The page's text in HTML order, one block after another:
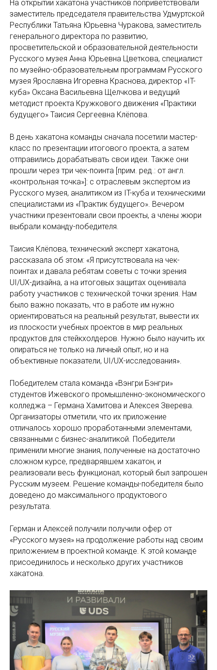
На открытии хакатона участников поприветствовали
заместитель председателя правительства Удмуртской
Республики Татьяна Юрьевна Чуракова, заместитель
генерального директора по развитию,
просветительской и образовательной деятельности
Русского музея Анна Юрьевна Цветкова, специалист
по музейно-образовательным программам Русского
музея Ярославна Игоревна Краснова, директор «IT-
куба» Оксана Васильевна Щелчкова и ведущий
методист проекта Кружкового движения «Практики
будущего» Таисия Сергеевна Клёпова.
В день хакатона команды сначала посетили мастер-
класс по презентации итогового проекта, а затем
отправились дорабатывать свои идеи. Также они
прошли через три чек-поинта [прим. ред.: от англ.
«контрольная точка»]: с отраслевым экспертом из
Русского музея, аналитиком из IT-куба и техническими
специалистами из «Практик будущего». Вечером
участники презентовали свои проекты, а члены жюри
выбрали команду-победителя.
Таисия Клёпова, технический эксперт хакатона,
рассказала об этом: «Я присутствовала на чек-
поинтах и давала ребятам советы с точки зрения
UI/UX-дизайна, а на итоговых защитах оценивала
работу участников с технической точки зрения. Нам
было важно показать, что в работе им нужно
ориентироваться на реальный результат, вывести их
из плоскости учебных проектов в мир реальных
продуктов для стейкхолдеров. Нужно было научить их
опираться не только на личный опыт, но и на
объективные показатели, UI/UX-исследования».
Победителем стала команда «Вэнгри Бэнгри»
студентов Ижевского промышленно-экономического
колледжа – Германа Хамитова и Алексея Зверева.
Организаторы отметили, что их приложение
отличалось хорошо проработанными элементами,
связанными с бизнес-аналитикой. Победители
применили многие знания, полученные на достаточно
сложном курсе, предварявшем хакатон, и
реализовали весь функционал, который был запрошен
Русским музеем. Решение команды-победителя было
доведено до максимального продуктового
результата.
Герман и Алексей получили получили офер от
«Русского музея» на продолжение работы над своим
приложением в проектной команде. К этой команде
присоединилось и несколько других участников
хакатона.